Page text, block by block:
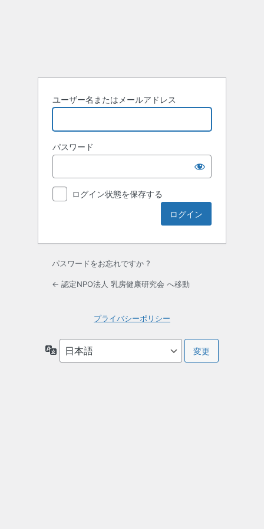
ユーザー名またはメールアドレス
パスワード
ログイン状態を保存する
パスワードをお忘れですか ?
← 認定NPO法人 乳房健康研究会 へ移動
プライバシーポリシー
語